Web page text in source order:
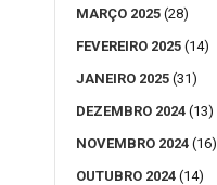
MARÇO 2025 (28)
FEVEREIRO 2025 (14)
JANEIRO 2025 (31)
DEZEMBRO 2024 (13)
NOVEMBRO 2024 (16)
OUTUBRO 2024 (14)